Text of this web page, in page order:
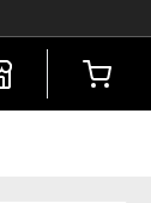
auf dem